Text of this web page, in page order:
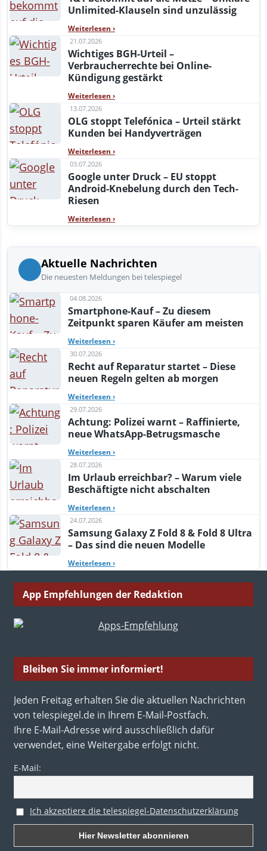
Unlimited-Klauseln sind unzulässig
Weiterlesen ›
21.07.2026
Wichtiges BGH-Urteil –
Verbraucherrechte bei Online-
Kündigung gestärkt
Weiterlesen ›
13.07.2026
OLG stoppt Telefónica – Urteil stärkt
Kunden bei Handyverträgen
Weiterlesen ›
03.07.2026
Google unter Druck – EU stoppt
Android-Knebelung durch den Tech-
Riesen
Weiterlesen ›
Aktuelle Nachrichten
Die neuesten Meldungen bei telespiegel
04.08.2026
Smartphone-Kauf – Zu diesem
Zeitpunkt sparen Käufer am meisten
Weiterlesen ›
30.07.2026
Recht auf Reparatur startet – Diese
neuen Regeln gelten ab morgen
Weiterlesen ›
29.07.2026
Achtung: Polizei warnt – Raffinierte,
neue WhatsApp-Betrugsmasche
Weiterlesen ›
28.07.2026
Im Urlaub erreichbar? – Warum viele
Beschäftigte nicht abschalten
Weiterlesen ›
24.07.2026
Samsung Galaxy Z Fold 8 & Fold 8 Ultra
– Das sind die neuen Modelle
Weiterlesen ›
App Empfehlungen der Redaktion
Bleiben Sie immer informiert!
Jeden Freitag erhalten Sie die aktuellen Nachrichten
von telespiegel.de in Ihrem E-Mail-Postfach.
Ihre E-Mail-Adresse wird ausschließlich dafür
verwendet, eine Weitergabe erfolgt nicht.
E-Mail:
Ich akzeptiere die telespiegel-Datenschutzerklärung